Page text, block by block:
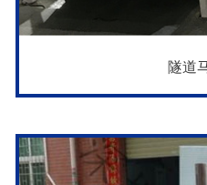
隧道